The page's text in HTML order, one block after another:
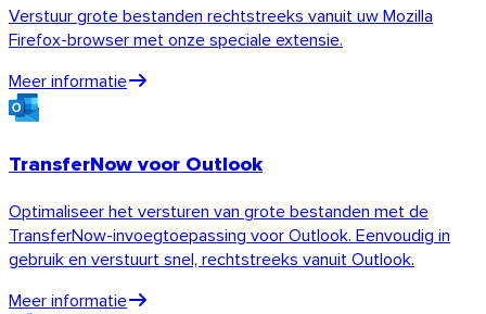
Android
Extensies
Verstuur grote bestanden rechtstreeks vanuit uw Mozilla
Firefox-browser met onze speciale extensie.
Meer informatie
TransferNow voor Outlook
Optimaliseer het versturen van grote bestanden met de
TransferNow-invoegtoepassing voor Outlook. Eenvoudig in
gebruik en verstuurt snel, rechtstreeks vanuit Outlook.
Meer informatie